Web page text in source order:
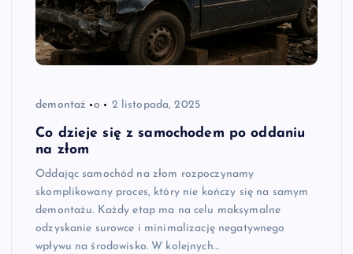
demontaż o 2 listopada, 2025
Co dzieje się z samochodem po oddaniu
na złom
Oddając samochód na złom rozpoczynamy
skomplikowany proces, który nie kończy się na samym
demontażu. Każdy etap ma na celu maksymalne
odzyskanie surowce i minimalizację negatywnego
wpływu na środowisko. W kolejnych…